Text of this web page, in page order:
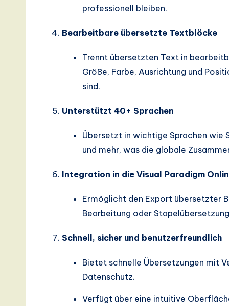
professionell bleiben.
Bearbeitbare übersetzte Textblöcke
Trennt übersetzten Text in
Größe, Farbe, Ausrichtung und
sind.
Unterstützt 40+ Sprachen
Übersetzt in wichtige Sprachen wie
und mehr, was die globale
Integration in die Visual Paradigm
Ermöglicht den Export übersetzter
Bearbeitung oder
Schnell, sicher und benutzerfreundlich
Bietet schnelle Übersetzungen mit
Datenschutz.
Verfügt über eine intuitive